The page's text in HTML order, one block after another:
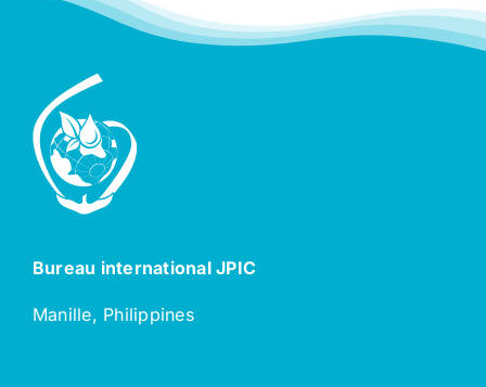
Bureau international JPIC
Manille, Philippines